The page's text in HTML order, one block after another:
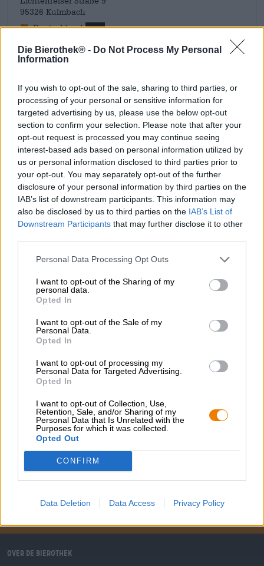
Die Bierothek® - Do Not Process My Personal
Information
If you wish to opt-out of the sale, sharing to third parties, or
processing of your personal or sensitive information for
targeted advertising by us, please use the below opt-out
section to confirm your selection. Please note that after your
opt-out request is processed you may continue seeing
interest-based ads based on personal information utilized by
us or personal information disclosed to third parties prior to
your opt-out. You may separately opt-out of the further
disclosure of your personal information by third parties on the
IAB’s list of downstream participants. This information may
also be disclosed by us to third parties on the IAB’s List of
Downstream Participants that may further disclose it to other
Personal Data Processing Opt Outs
I want to opt-out of the Sharing of my
personal data.
Opted In
I want to opt-out of the Sale of my
Personal Data.
Opted In
I want to opt-out of processing my
Personal Data for Targeted Advertising.
Opted In
I want to opt-out of Collection, Use,
Retention, Sale, and/or Sharing of my
Personal Data that Is Unrelated with the
Purposes for which it was collected.
Opted Out
CONFIRM
Data Deletion Data Access Privacy Policy
95326 Kulmbach
Deutschland
info@xn--mnchshof-n4a.de
Ontdek andere brouwerijen.
Bij ons verkrijgbaar
09.07.2026
Mönchshof BrauSpezialitäten
MEHRWEG
0,50 L Fles - € 6,18 / LTR
1
Spring aan boord!
'Schrijf je in voor de nieuwsbrief'
Over de Bierothek